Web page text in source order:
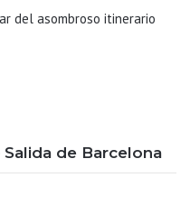
del asombroso itinerario
Salida de Barcelona